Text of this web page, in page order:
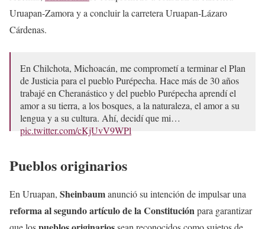
Uruapan-Zamora y a concluir la carretera Uruapan-Lázaro
Cárdenas.
En Chilchota, Michoacán, me comprometí a terminar el Plan
de Justicia para el pueblo Purépecha. Hace más de 30 años
trabajé en Cheranástico y del pueblo Purépecha aprendí el
amor a su tierra, a los bosques, a la naturaleza, el amor a su
lengua y a su cultura. Ahí, decidí que mi…
pic.twitter.com/cKjUvV9WPl
Pueblos originarios
En Uruapan, Sheinbaumanunció su intención de impulsar una
reforma al segundo artículo de la Constitución para garantizar